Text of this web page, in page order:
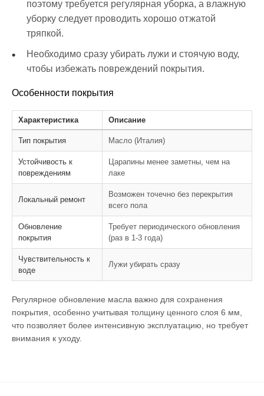
поэтому требуется регулярная уборка, а влажную
уборку следует проводить хорошо отжатой
тряпкой.
Необходимо сразу убирать лужи и стоячую воду,
чтобы избежать повреждений покрытия.
Особенности покрытия
Характеристика Описание
Тип покрытия Масло (Италия)
Устойчивость к
повреждениям
Царапины менее заметны, чем на
лаке
Локальный ремонт
Возможен точечно без перекрытия
всего пола
Обновление
покрытия
Требует периодического обновления
(раз в 1-3 года)
Чувствительность к
воде
Лужи убирать сразу
Регулярное обновление масла важно для сохранения
покрытия, особенно учитывая толщину ценного слоя 6 мм,
что позволяет более интенсивную эксплуатацию, но требует
внимания к уходу.